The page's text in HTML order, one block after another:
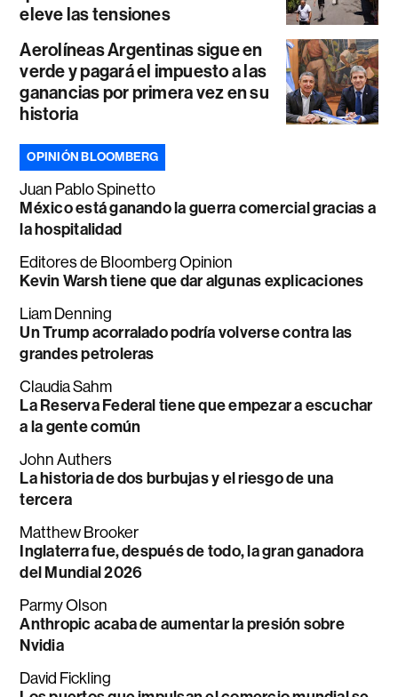
eleve las tensiones
Aerolíneas Argentinas sigue en
verde y pagará el impuesto a las
ganancias por primera vez en su
historia
OPINIÓN BLOOMBERG
Juan Pablo Spinetto
México está ganando la guerra comercial gracias a
la hospitalidad
Editores de Bloomberg Opinion
Kevin Warsh tiene que dar algunas explicaciones
Liam Denning
Un Trump acorralado podría volverse contra las
grandes petroleras
Claudia Sahm
La Reserva Federal tiene que empezar a escuchar
a la gente común
John Authers
La historia de dos burbujas y el riesgo de una
tercera
Matthew Brooker
Inglaterra fue, después de todo, la gran ganadora
del Mundial 2026
Parmy Olson
Anthropic acaba de aumentar la presión sobre
Nvidia
David Fickling